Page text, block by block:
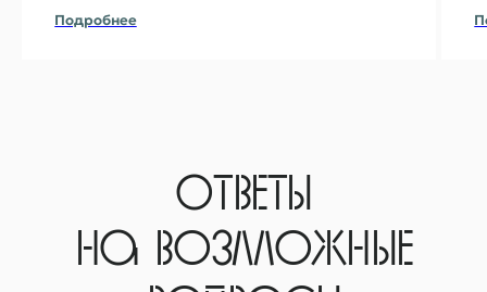
Подробнее